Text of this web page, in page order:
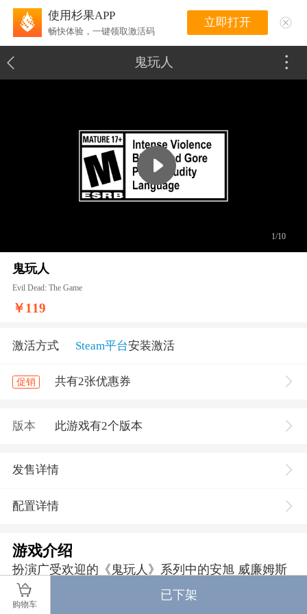
使用杉果APP
畅快体验，一键领取激活码
立即打开
鬼玩人
1/10
鬼玩人
Evil Dead: The Game
￥119
激活方式 Steam平台安装激活
促销 共有2张优惠券
版本 此游戏有2个版本
发售详情
配置详情
游戏介绍
扮演广受欢迎的《鬼玩人》系列中的安旭 威廉姆斯
或他的朋友，在游戏中紧密合作，共同体验精彩纷
呈的合作模式和PVP多人行动！你将以幸存者的身份
购物车
已下架